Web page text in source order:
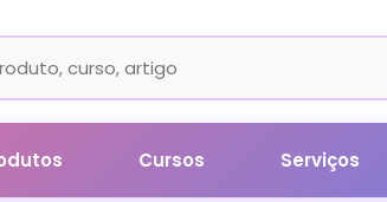
Cursos Serviços